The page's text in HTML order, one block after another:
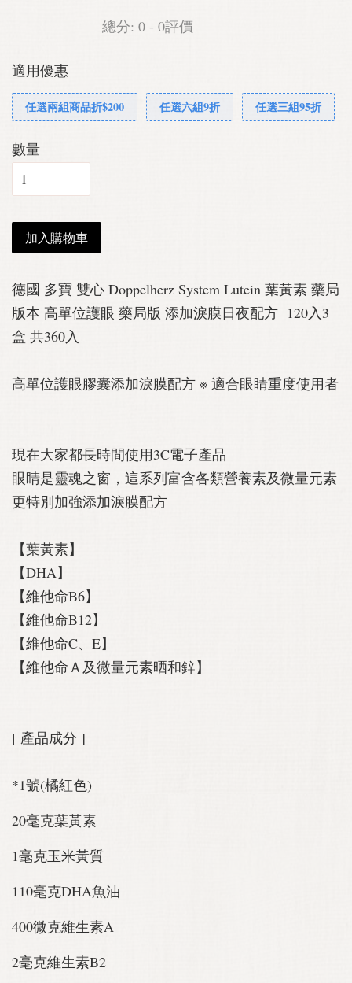
總分: 0 - 0評價
適用優惠
任選兩組商品折$200 任選六組9折 任選三組95折
數量
加入購物車
德國 多寶 雙心 Doppelherz System Lutein 葉黃素 藥局
版本 高單位護眼 藥局版 添加淚膜日夜配方 120入3
盒 共360入
高單位護眼膠囊添加淚膜配方 ※ 適合眼睛重度使用者
現在大家都長時間使用3C電子產品
眼睛是靈魂之窗，這系列富含各類營養素及微量元素
更特別加強添加淚膜配方
【葉黃素】
【DHA】
【維他命B6】
【維他命B12】
【維他命C、E】
【維他命Ａ及微量元素晒和鋅】
[ 產品成分 ]
*1號(橘紅色)
20毫克葉黃素
1毫克玉米黃質
110毫克DHA魚油
400微克維生素A
2毫克維生素B2